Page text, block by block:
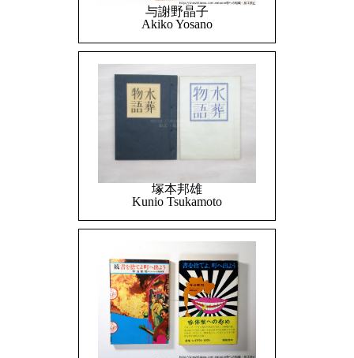
与謝野晶子
Akiko Yosano
塚本邦雄
Kunio Tsukamoto